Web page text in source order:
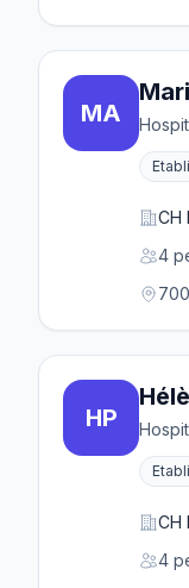
MA
CH
4
HP
CH
4